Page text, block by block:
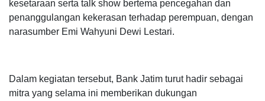
kesetaraan serta talk show bertema pencegahan dan
penanggulangan kekerasan terhadap perempuan, dengan
narasumber Emi Wahyuni Dewi Lestari.
Dalam kegiatan tersebut, Bank Jatim turut hadir sebagai
mitra yang selama ini memberikan dukungan